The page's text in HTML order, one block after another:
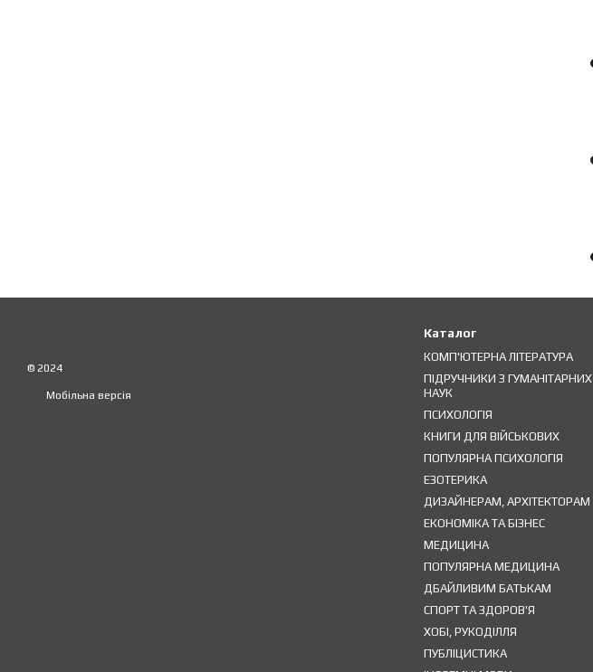
© 2024
Мобільна версія
Каталог
КОМП'ЮТЕРНА ЛІТЕРАТУРА
ПІДРУЧНИКИ З ГУМАНІТАРНИХ
НАУК
ПСИХОЛОГІЯ
КНИГИ ДЛЯ ВІЙСЬКОВИХ
ПОПУЛЯРНА ПСИХОЛОГІЯ
ЕЗОТЕРИКА
ДИЗАЙНЕРАМ, АРХІТЕКТОРАМ
ЕКОНОМІКА ТА БІЗНЕС
МЕДИЦИНА
ПОПУЛЯРНА МЕДИЦИНА
ДБАЙЛИВИМ БАТЬКАМ
СПОРТ ТА ЗДОРОВ'Я
ХОБІ, РУКОДІЛЛЯ
ПУБЛІЦИСТИКА